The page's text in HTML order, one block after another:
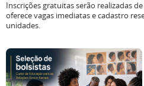
Inscrições gratuitas serão realizadas de
oferece vagas imediatas e cadastro
unidades.